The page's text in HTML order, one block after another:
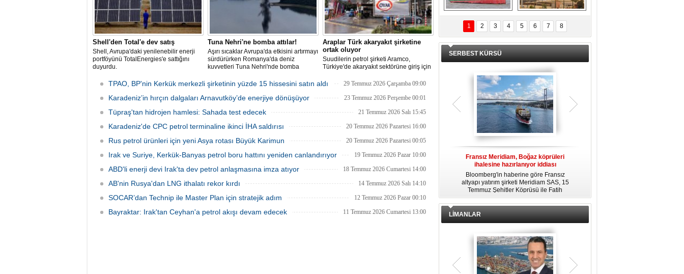
Shell'den Total'e dev satış
Shell, Avrupa'daki yenilenebilir enerji
portföyünü TotalEnergies'e sattığını
duyurdu.
Tuna Nehri'ne bomba attılar!
Aşırı sıcaklar Avrupa'da etkisini artırmayı
sürdürürken Romanya'da deniz
kuvvetleri Tuna Nehri'nde bomba
Araplar Türk akaryakıt şirketine
ortak oluyor
Suudilerin petrol şirketi Aramco,
Türkiye'de akaryakıt sektörüne giriş için
süreç tamamlanabilir.
TPAO, BP'nin Kerkük merkezli şirketinin yüzde 15 hissesini satın aldı 29 Temmuz 2026 Çarşamba 09:00
Karadeniz’in hırçın dalgaları Arnavutköy’de enerjiye dönüşüyor 23 Temmuz 2026 Perşembe 00:01
Tüpraş'tan hidrojen hamlesi: Sahada test edecek 21 Temmuz 2026 Salı 15:45
Karadeniz'de CPC petrol terminaline ikinci İHA saldırısı 20 Temmuz 2026 Pazartesi 16:00
Rus petrol ürünleri için yeni Asya rotası Büyük Karimun 20 Temmuz 2026 Pazartesi 00:05
Irak ve Suriye, Kerkük-Banyas petrol boru hattını yeniden canlandırıyor 19 Temmuz 2026 Pazar 10:00
ABD'li enerji devi Irak'ta dev petrol anlaşmasına imza atıyor 18 Temmuz 2026 Cumartesi 14:00
AB'nin Rusya'dan LNG ithalatı rekor kırdı 14 Temmuz 2026 Salı 14:10
SOCAR’dan Technip ile Master Plan için stratejik adım 12 Temmuz 2026 Pazar 00:10
Bayraktar: Irak'tan Ceyhan'a petrol akışı devam edecek 11 Temmuz 2026 Cumartesi 13:00
Göçmenlerin
imdadına Türk
sahipli MINA DENIZ
yetişti
Milas’taki yangın
yeniden termik
santrallere doğru
ilerliyor
1 2 3 4 5 6 7 8
SERBEST KÜRSÜ
Fransız Meridiam, Boğaz köprüleri
ihalesine hazırlanıyor iddiası
Bloomberg'in haberine göre Fransız
altyapı yatırım şirketi Meridiam SAS, 15
Temmuz Şehitler Köprüsü ile Fatih
Sultan Mehmet Köprüsü'nün
özelleştirilmesine yönelik ihaleyle
zamanda kendi yat limanı, helikopter
pisti ve seçkin villaları da içeren koca
LİMANLAR